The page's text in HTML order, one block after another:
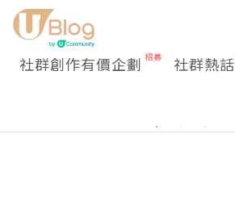
社群創作有價企劃 社群熱話